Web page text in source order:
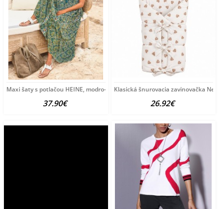
Maxi šaty s potlačou HEINE, modro-zeleno-žlté
37.90€
Klasická šnurovacia zavinovačka
26.92€